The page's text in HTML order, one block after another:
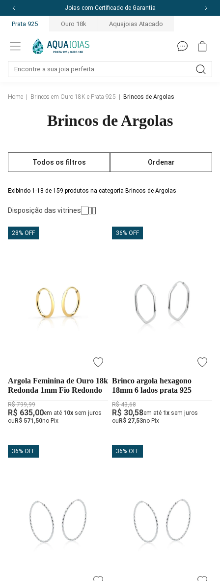
Joias com Certificado de Garantia
Prata 925 Ouro 18k Aquajoias Atacado
Home Brincos em Ouro 18K e Prata 925 Brincos de Argolas
Brincos de Argolas
Exibindo 1-18 de 159 produtos na categoria Brincos de Argolas
Todos os filtros Ordenar
Disposição das vitrines
28% OFF
Argola Feminina de Ouro 18k
Redonda 1mm Fio Redondo
R$ 799,99
R$ 635,00em até 10x sem juros
ou R$ 571,50no Pix
36% OFF
Brinco argola hexagono
18mm 6 lados prata 925
R$ 43,68
R$ 30,58em até 1x sem juros
ou R$ 27,53no Pix
36% OFF 36% OFF